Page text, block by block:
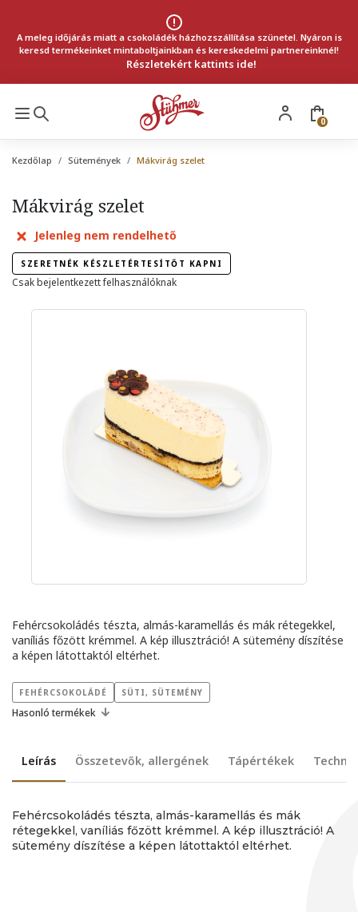
A meleg időjárás miatt a csokoládék házhozszállítása szünetel. Nyáron is
keresd termékeinket mintaboltjainkban és kereskedelmi partnereinknél!
Részletekért kattints ide!
0
Kezdőlap Sütemények Mákvirág szelet
Mákvirág szelet
Jelenleg nem rendelhető
SZERETNÉK KÉSZLETÉRTESÍTŐT KAPNI
Csak bejelentkezett felhasználóknak
Fehércsokoládés tészta, almás-karamellás és mák rétegekkel,
vaníliás főzött krémmel. A kép illusztráció! A sütemény díszítése
a képen látottaktól eltérhet.
FEHÉRCSOKOLÁDÉ SÜTI, SÜTEMÉNY
Hasonló termékek
Leírás Összetevők, allergének Tápértékek
Fehércsokoládés tészta, almás-karamellás és mák
rétegekkel, vaníliás főzött krémmel. A kép illusztráció! A
sütemény díszítése a képen látottaktól eltérhet.